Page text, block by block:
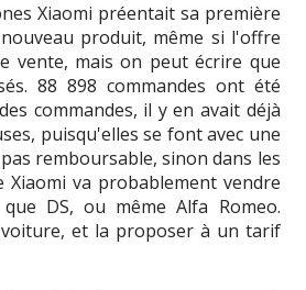
Xiaomi préentait sa première
produit, même si l'offre
vente, mais on peut écrire que
88 898 commandes ont été
commandes, il y en avait déjà
puisqu'elles se font avec une
remboursable, sinon dans les
va probablement vendre
DS, ou même Alfa Romeo.
et la proposer à un tarif